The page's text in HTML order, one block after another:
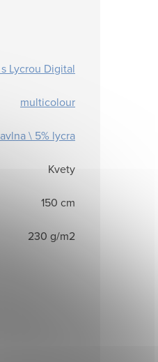
Lycrou Digital
multicolour
\ 5% lycra
Kvety
150 cm
230 g/m2